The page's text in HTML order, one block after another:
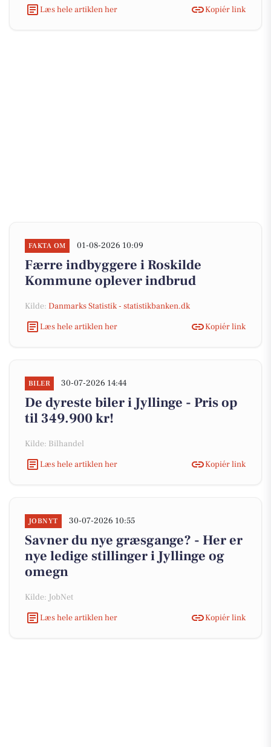
Læs hele artiklen her
Kopiér link
FAKTA OM 01-08-2026 10:09
Færre indbyggere i Roskilde
Kommune oplever indbrud
Kilde: Danmarks Statistik - statistikbanken.dk
Læs hele artiklen her
Kopiér link
BILER 30-07-2026 14:44
De dyreste biler i Jyllinge - Pris op
til 349.900 kr!
Kilde: Bilhandel
Læs hele artiklen her
Kopiér link
JOBNYT 30-07-2026 10:55
Savner du nye græsgange? - Her er
nye ledige stillinger i Jyllinge og
omegn
Kilde: JobNet
Læs hele artiklen her
Kopiér link